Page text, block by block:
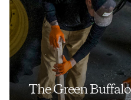
The Green Buffalo